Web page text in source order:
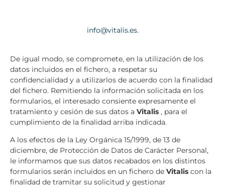
info@vitalis.es.
De igual modo, se compromete, en la utilización de los
datos incluidos en el fichero, a respetar su
confidencialidad y a utilizarlos de acuerdo con la finalidad
del fichero. Remitiendo la información solicitada en los
formularios, el interesado consiente expresamente el
tratamiento y cesión de sus datos a Vitalis , para el
cumplimiento de la finalidad arriba indicada.
A los efectos de la Ley Orgánica 15/1999, de 13 de
diciembre, de Protección de Datos de Carácter Personal,
le informamos que sus datos recabados en los distintos
formularios serán incluidos en un fichero de Vitalis con la
finalidad de tramitar su solicitud y gestionar